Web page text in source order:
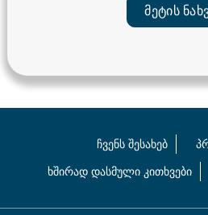
Მეტის
ᲩᲕᲔᲜᲡ ᲨᲔᲡᲐᲮᲔᲑ
ᲮᲨᲘᲠᲐᲓ ᲓᲐᲡᲛᲣᲚᲘ ᲙᲘᲗᲮᲕᲔᲑᲘ